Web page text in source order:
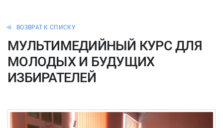
ВОЗВРАТ К СПИСКУ
МУЛЬТИМЕДИЙНЫЙ КУРС ДЛЯ
МОЛОДЫХ И БУДУЩИХ
ИЗБИРАТЕЛЕЙ